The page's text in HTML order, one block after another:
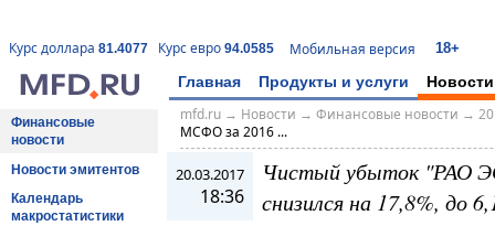
Курс доллара 81.4077 Курс евро 94.0585 Мобильная версия 18+
Главная Продукты и услуги Новости
Финансовые
новости
Новости эмитентов
Календарь
макростатистики
mfd.ru→ Новости → Финансовые новости →
МСФО за 2016 ...
20.03.2017
18:36
Чистый убыток "РАО
снизился на 17,8%, до